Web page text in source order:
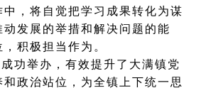
，将自觉把学习成果转化为谋
发展的举措和解决问题的能
积极担当作为。
功举办，有效提升了大满镇党
和政治站位，为全镇上下统一思